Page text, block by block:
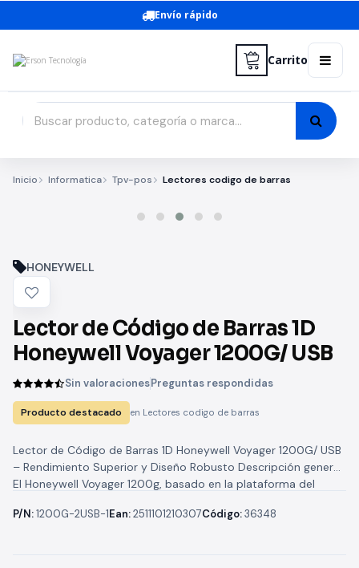
Envío rápido
Carrito
Inicio Informatica Tpv-pos Lectores codigo de barras
HONEYWELL
Lector de Código de Barras 1D
Honeywell Voyager 1200G/ USB
Sin valoracionesPreguntas respondidas
Producto destacado en Lectores codigo de barras
Lector de Código de Barras 1D Honeywell Voyager 1200G/ USB
– Rendimiento Superior y Diseño Robusto Descripción general
El Honeywell Voyager 1200g, basado en la plataforma del
P/N:1200G-2USB-1Ean:2511101210307Código:36348